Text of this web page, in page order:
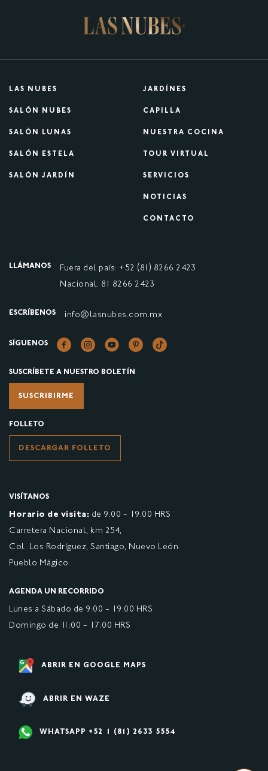
LAS NUBES
SALÓN NUBES
SALÓN LUNAS
SALÓN ESTELA
SALÓN JARDÍN
JARDÍNES
CAPILLA
NUESTRA COCINA
TOUR VIRTUAL
SERVICIOS
NOTICIAS
CONTACTO
LLÁMANOS Fuera del país: +52 (81) 8266 2423
Nacional: 81 8266 2423
ESCRÍBENOS info@lasnubes.com.mx
SÍGUENOS
SUSCRÍBETE A NUESTRO BOLETÍN
SUSCRIBIRME
FOLLETO
DESCARGAR FOLLETO
VISÍTANOS
Horario de visita: de 9:00 - 19:00 HRS
Carretera Nacional, km 254,
Col. Los Rodríguez, Santiago, Nuevo León.
Pueblo Mágico.
AGENDA UN RECORRIDO
Lunes a Sábado de 9:00 - 19:00 HRS
Domingo de 11:00 - 17:00 HRS
ABRIR EN GOOGLE MAPS
ABRIR EN WAZE
WHATSAPP +52 1 (81) 2633 5554